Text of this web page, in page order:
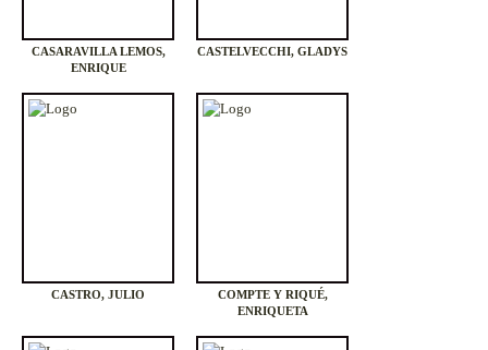
CASARAVILLA LEMOS,
ENRIQUE
CASTELVECCHI, GLADYS
CASTRO, JULIO
COMPTE Y RIQUÉ,
ENRIQUETA